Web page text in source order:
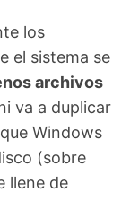
los
el sistema se
archivos
va a duplicar
Windows
(sobre
llene de